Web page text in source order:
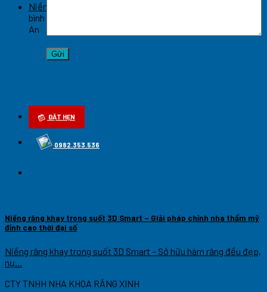
ĐẶT HẸN
0982.353.536
Niềng răng hô móm hiệu quả cao tại Nghệ An
bình luận bị tắt
An
Niềng răng khay trong suốt 3D Smart – Giải pháp chỉnh nha thẩm mỹ
đỉnh cao thời đại số
Niềng răng khay trong suốt 3D Smart – Sở hữu hàm răng đều đẹp,
nụ...
CTY TNHH NHA KHOA RĂNG XINH